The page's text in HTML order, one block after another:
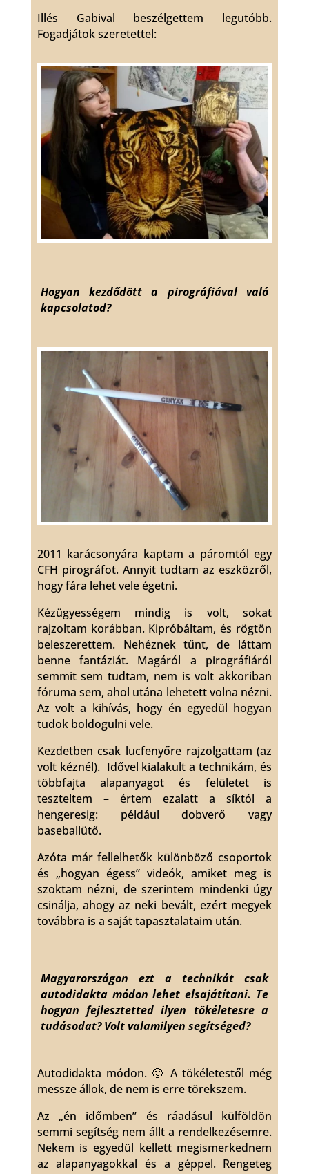
Illés Gabival beszélgettem legutóbb.
Fogadjátok szeretettel:
Hogyan kezdődött a pirográfiával való
kapcsolatod?
2011 karácsonyára kaptam a páromtól egy
CFH pirográfot. Annyit tudtam az eszközről,
hogy fára lehet vele égetni.
Kézügyességem mindig is volt, sokat
rajzoltam korábban. Kipróbáltam, és rögtön
beleszerettem. Nehéznek tűnt, de láttam
benne fantáziát. Magáról a pirográfiáról
semmit sem tudtam, nem is volt akkoriban
fóruma sem, ahol utána lehetett volna nézni.
Az volt a kihívás, hogy én egyedül hogyan
tudok boldogulni vele.
Kezdetben csak lucfenyőre rajzolgattam (az
volt kéznél). Idővel kialakult a technikám, és
többfajta alapanyagot és felületet is
teszteltem – értem ezalatt a síktól a
hengeresig: például dobverő vagy
baseballütő.
Azóta már fellelhetők különböző csoportok
és „hogyan égess” videók, amiket meg is
szoktam nézni, de szerintem mindenki úgy
csinálja, ahogy az neki bevált, ezért megyek
továbbra is a saját tapasztalataim után.
Magyarországon ezt a technikát csak
autodidakta módon lehet elsajátítani. Te
hogyan fejlesztetted ilyen tökéletesre a
tudásodat? Volt valamilyen segítséged?
Autodidakta módon. 🙂 A tökéletestől még
messze állok, de nem is erre törekszem.
Az „én időmben” és ráadásul külföldön
semmi segítség nem állt a rendelkezésemre.
Nekem is egyedül kellett megismerkednem
az alapanyagokkal és a géppel. Rengeteg